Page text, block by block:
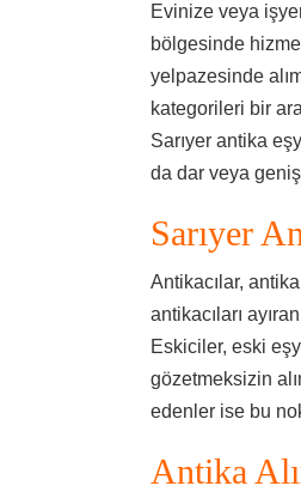
Evinize veya
bölgesinde
yelpazesinde
kategorileri bir
Sarıyer antika
da dar veya
Sarıyer
Antikacılar,
antikacıları
Eskiciler, eski
gözetmeksizin
edenler ise bu
Antika